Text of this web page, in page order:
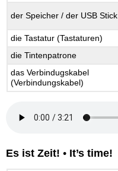
der Speicher / der USB Stick
die Tastatur (Tastaturen)
die Tintenpatrone
das Verbindugskabel
(Verbindungskabel)
Es ist Zeit! • It’s time!